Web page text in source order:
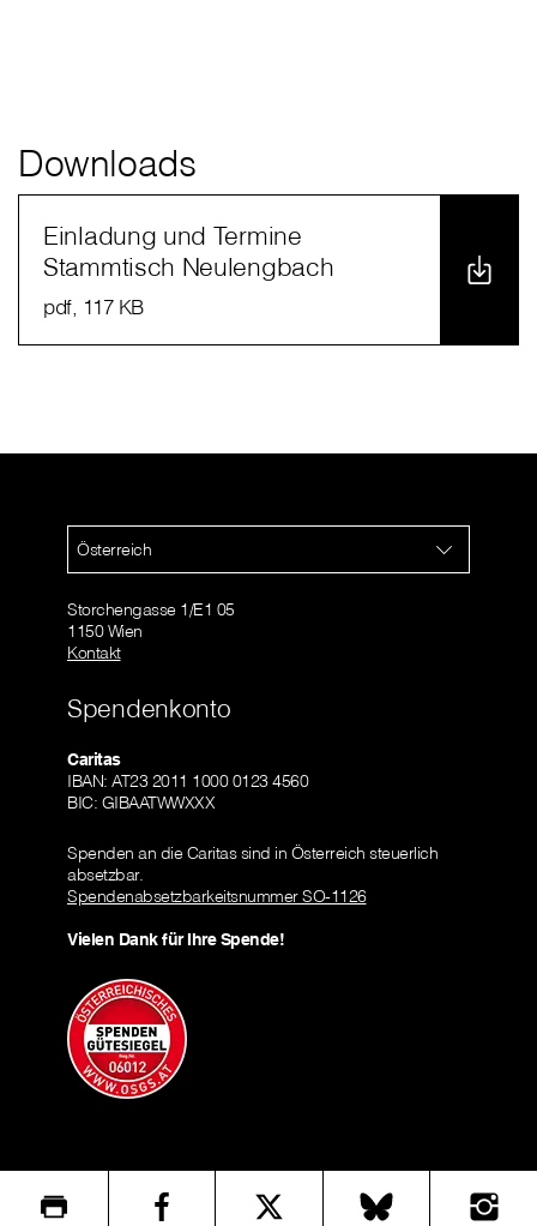
Downloads
Einladung und Termine
Stammtisch Neulengbach
pdf, 117 KB
Österreich
Storchengasse 1/E1 05
1150 Wien
Kontakt
Spendenkonto
Caritas
IBAN: AT23 2011 1000 0123 4560
BIC: GIBAATWWXXX
Spenden an die Caritas sind in Österreich steuerlich
absetzbar.
Spendenabsetzbarkeitsnummer SO-1126
Vielen Dank für Ihre Spende!